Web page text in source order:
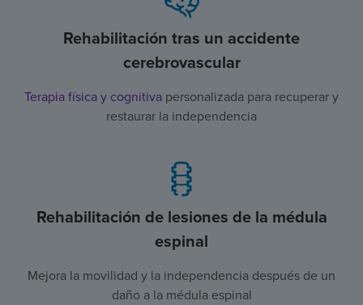
Rehabilitación tras un accidente
cerebrovascular
Terapia física y cognitiva personalizada para recuperar y
restaurar la independencia
Rehabilitación de lesiones de la médula
espinal
Mejora la movilidad y la independencia después de un
daño a la médula espinal